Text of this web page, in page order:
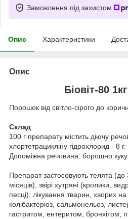
Замовлення під захистом
Опис Характеристики
Опис
Біовіт-80
Порошок від світло-сірого до
Склад
100 г препарату містить діючу
хлортетрацикліну гідрохлорид - 8 г.
Допоміжна речовина: борошно
Препарат застосовують телята (до
місяців), звірі хутряні (кролики,
песці): лікування тварин, хворих
колібактеріоз, сальмонельоз,
гастритом, ентеритом, бронхітом,